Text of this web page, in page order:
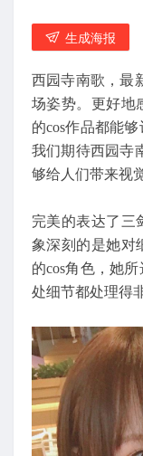
生成海报
西园寺南歌，最
场姿势。更好地
的cos作品都能
我们期待西园寺
够给人们带来视
完美的表达了三
象深刻的是她对
的cos角色，她
处细节都处理得